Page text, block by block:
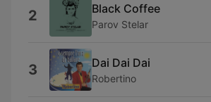
2 Black Coffee
Parov Stelar
3 Dai Dai Dai
Robertino